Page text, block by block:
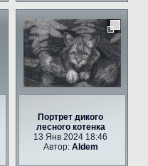
Портрет дикого
лесного котенка
13 Янв 2024 18:46
Автор: Aldem